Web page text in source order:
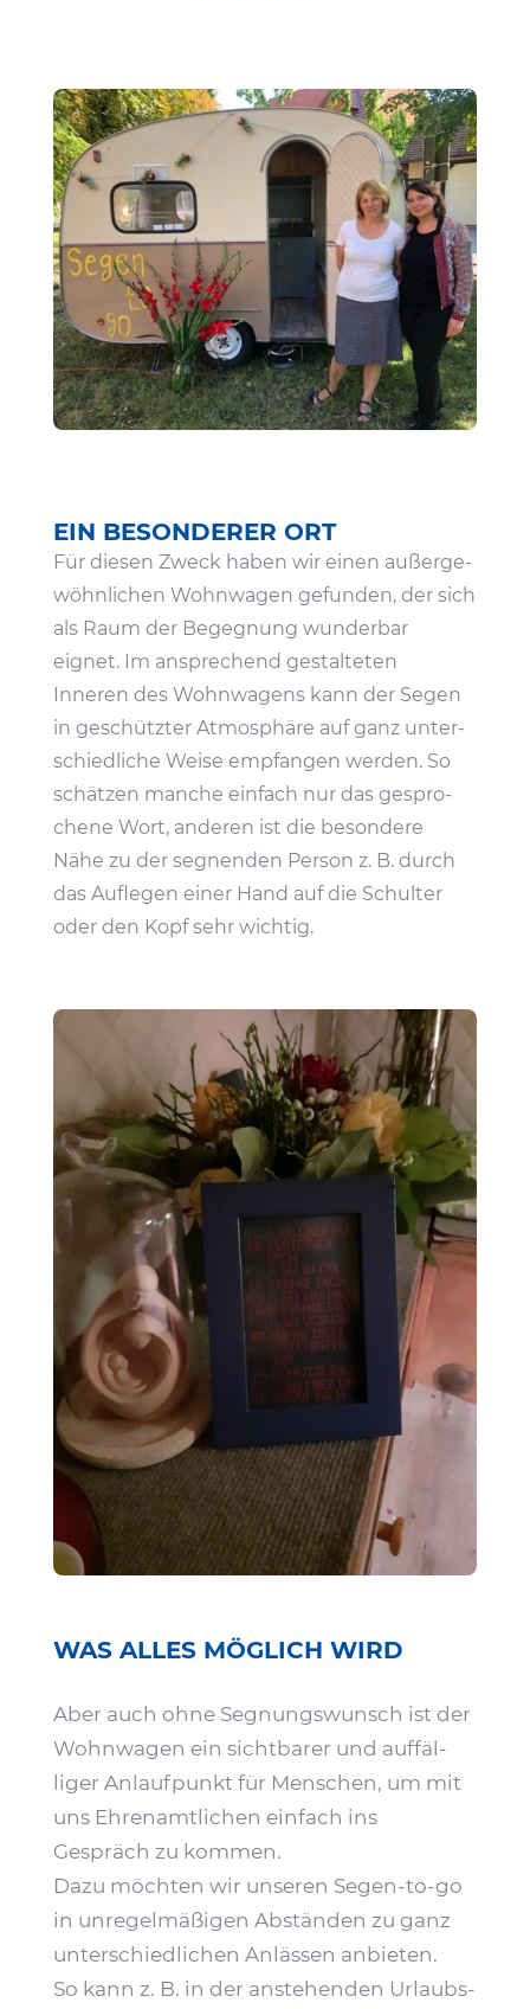
EIN BESON­DERER ORT
Für diesen Zweck haben wir einen außer­ge­
wöhn­li­chen Wohn­wagen gefunden, der sich
als Raum der Begeg­nung wunderbar
eignet. Im anspre­chend gestal­teten
Inneren des Wohn­wa­gens kann der Segen
in geschützter Atmo­sphäre auf ganz unter­
schied­liche Weise empfangen werden. So
schätzen manche einfach nur das gespro­
chene Wort, anderen ist die beson­dere
Nähe zu der segnenden Person z. B. durch
das Auflegen einer Hand auf die Schulter
oder den Kopf sehr wichtig.
WAS ALLES MÖGLICH WIRD
Aber auch ohne Segnungs­wunsch ist der
Wohn­wagen ein sicht­barer und auffäl­
liger Anlauf­punkt für Menschen, um mit
uns Ehren­amt­li­chen einfach ins
Gespräch zu kommen.
Dazu möchten wir unseren Segen-to-go
in unre­gel­mä­ßigen Abständen zu ganz
unter­schied­li­chen Anlässen anbieten.
So kann z. B. in der anste­henden Urlaubs­